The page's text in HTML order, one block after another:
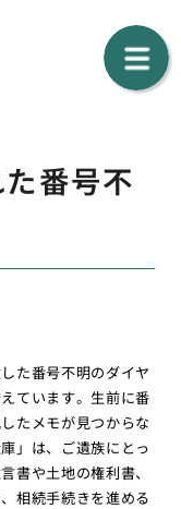
番号不
た番号不明のダイヤ
ています。生前に番
たメモが見つからな
」は、ご遺族にとっ
書や土地の権利書、
相続手続きを進める